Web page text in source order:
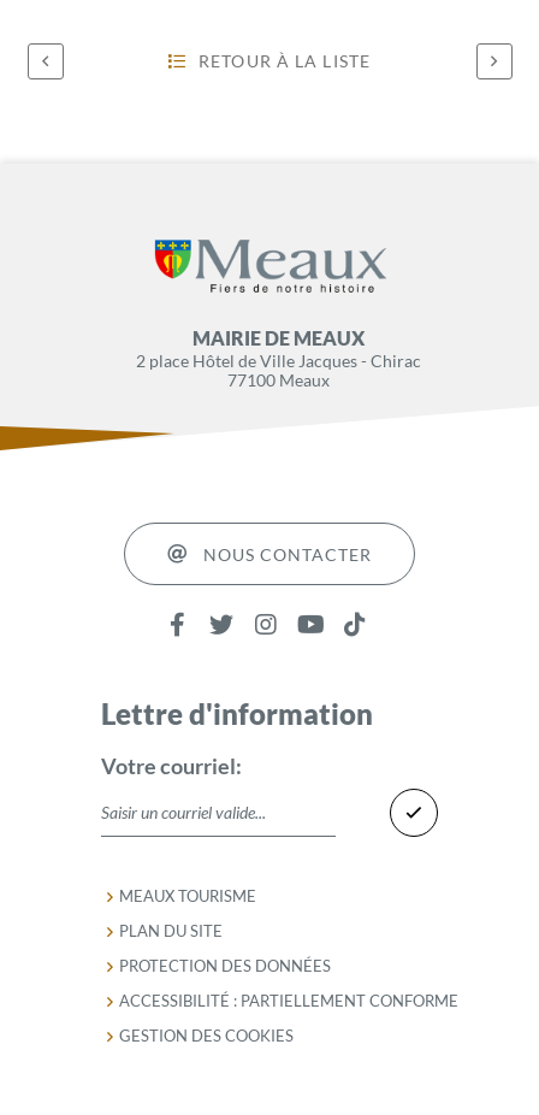
RETOUR À LA LISTE
MAIRIE DE MEAUX
2 place Hôtel de Ville Jacques - Chirac
77100 Meaux
NOUS CONTACTER
Lettre d'information
Votre courriel:
MEAUX TOURISME
PLAN DU SITE
PROTECTION DES DONNÉES
ACCESSIBILITÉ : PARTIELLEMENT CONFORME
GESTION DES COOKIES